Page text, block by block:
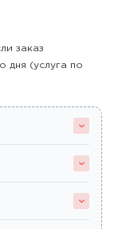
заказ
дня (услуга по